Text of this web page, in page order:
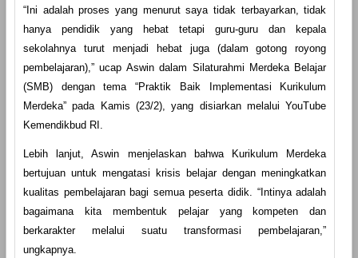
“Ini adalah proses yang menurut saya tidak terbayarkan, tidak
hanya pendidik yang hebat tetapi guru-guru dan kepala
sekolahnya turut menjadi hebat juga (dalam gotong royong
pembelajaran),” ucap Aswin dalam Silaturahmi Merdeka Belajar
(SMB) dengan tema “Praktik Baik Implementasi Kurikulum
Merdeka” pada Kamis (23/2), yang disiarkan melalui YouTube
Kemendikbud RI.
Lebih lanjut, Aswin menjelaskan bahwa Kurikulum Merdeka
bertujuan untuk mengatasi krisis belajar dengan meningkatkan
kualitas pembelajaran bagi semua peserta didik. “Intinya adalah
bagaimana kita membentuk pelajar yang kompeten dan
berkarakter melalui suatu transformasi pembelajaran,”
ungkapnya.